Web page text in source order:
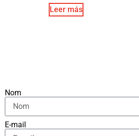
Leer más
Nom
E-mail